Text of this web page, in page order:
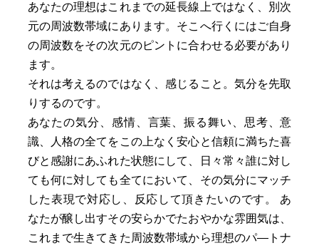
あなたの理想はこれまでの延長線上ではなく、別次
元の周波数帯域にあります。そこへ行くにはご自身
の周波数をその次元のピントに合わせる必要があり
ます。
それは考えるのではなく、感じること。気分を先取
りするのです。
あなたの気分、感情、言葉、振る舞い、思考、意
識、人格の全てをこの上なく安心と信頼に満ちた喜
びと感謝にあふれた状態にして、日々常々誰に対し
ても何に対しても全てにおいて、その気分にマッチ
した表現で対応し、反応して頂きたいのです。 あ
なたが醸し出すその安らかでたおやかな雰囲気は、
これまで生きてきた周波数帯域から理想のパ―トナ